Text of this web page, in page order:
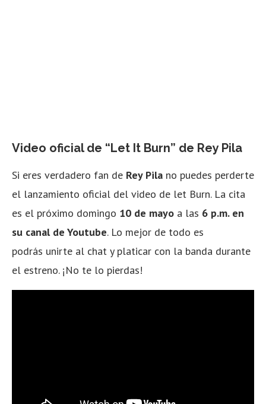
Video oficial de “Let It Burn” de Rey Pila
Si eres verdadero fan de Rey Pila no puedes perderte
el lanzamiento oficial del video de let Burn. La cita
es el próximo domingo 10 de mayo a las 6 p.m. en
su canal de Youtube. Lo mejor de todo es
podrás unirte al chat y platicar con la banda durante
el estreno. ¡No te lo pierdas!